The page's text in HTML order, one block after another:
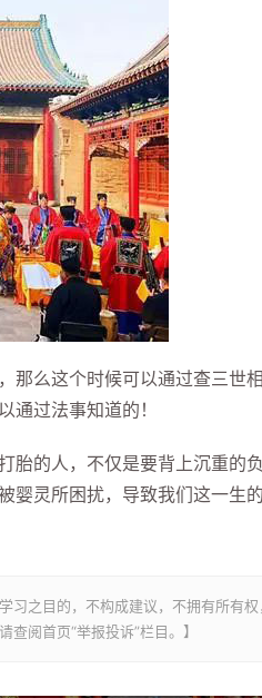
么这个时候可以通过查三世
通过法事知道的！
的人，不仅是要背上沉重的
婴灵所困扰，导致我们这一生
习之目的，不构成建议，不拥有所有
阅首页“举报投诉”栏目。】